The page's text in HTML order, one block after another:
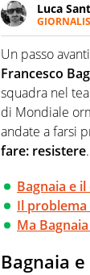
Luca
Esperto
anche
quattro
Un passo
Francesco
squadra nel
di Mondiale
andate a farsi
fare: resistere.
Bagnaia e
Il
Ma
Bagnaia